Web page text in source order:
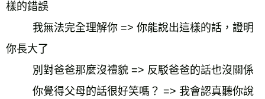
樣的錯誤
我無法完全理解你 => 你能說出這樣的話，證明
你長大了
別對爸爸那麼沒禮貌 => 反駁爸爸的話也沒關係
你覺得父母的話很好笑嗎？ => 我會認真聽你說